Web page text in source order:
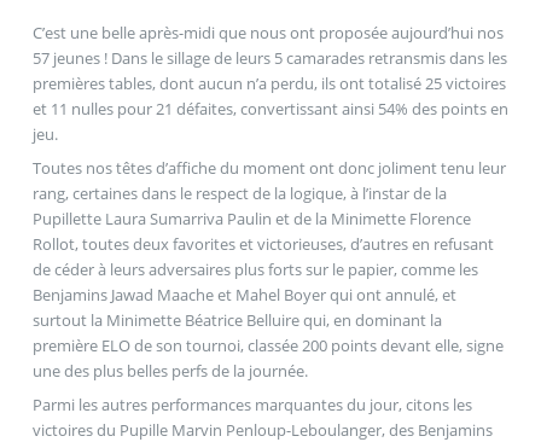
C’est une belle après-midi que nous ont proposée aujourd’hui nos
57 jeunes ! Dans le sillage de leurs 5 camarades retransmis dans les
premières tables, dont aucun n’a perdu, ils ont totalisé 25 victoires
et 11 nulles pour 21 défaites, convertissant ainsi 54% des points en
jeu.
Toutes nos têtes d’affiche du moment ont donc joliment tenu leur
rang, certaines dans le respect de la logique, à l’instar de la
Pupillette Laura Sumarriva Paulin et de la Minimette Florence
Rollot, toutes deux favorites et victorieuses, d’autres en refusant
de céder à leurs adversaires plus forts sur le papier, comme les
Benjamins Jawad Maache et Mahel Boyer qui ont annulé, et
surtout la Minimette Béatrice Belluire qui, en dominant la
première ELO de son tournoi, classée 200 points devant elle, signe
une des plus belles perfs de la journée.
Parmi les autres performances marquantes du jour, citons les
victoires du Pupille Marvin Penloup-Leboulanger, des Benjamins